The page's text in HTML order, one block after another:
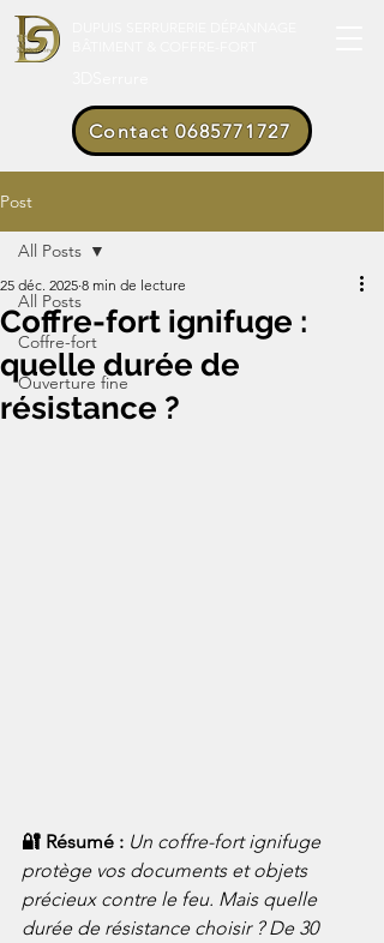
Contact 0685771727
Post
All Posts
Coffre-fort
Ouverture fine
All Posts
Coffre-fort ignifuge :
quelle durée de
résistance ?
25 déc. 2025 8 min de lecture
🔐 Résumé : Un coffre-fort ignifuge
protège vos documents et objets
précieux contre le feu. Mais quelle
durée de résistance choisir ? De 30